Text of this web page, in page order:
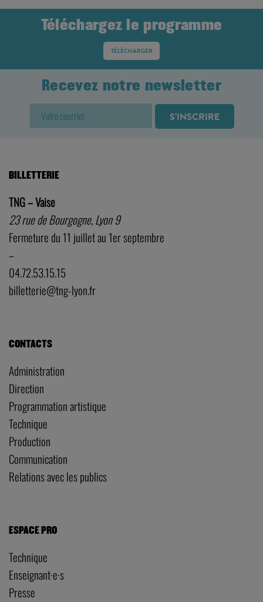
Téléchargez le programme
TÉLÉCHARGER
Recevez notre newsletter
BILLETTERIE
TNG – Vaise
23 rue de Bourgogne, Lyon 9
Fermeture du 11 juillet au 1er septembre
–
04.72.53.15.15
billetterie@tng-lyon.fr
CONTACTS
Administration
Direction
Programmation artistique
Technique
Production
Communication
Relations avec les publics
ESPACE PRO
Technique
Enseignant·e·s
Presse